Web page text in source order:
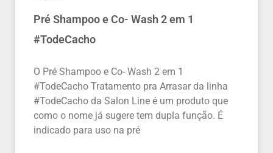
Pré Shampoo e Co- Wash 2 em 1
#TodeCacho
O Pré Shampoo e Co- Wash 2 em 1
#TodeCacho Tratamento pra Arrasar da linha
#TodeCacho da Salon Line é um produto que
como o nome já sugere tem dupla função. É
indicado para uso na pré